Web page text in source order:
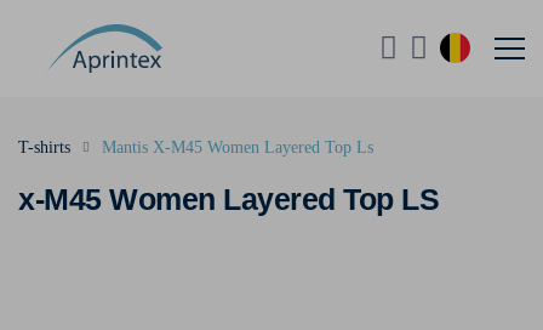
x-M45 Women Layered Top LS
T-shirts Mantis X-M45 Women Layered Top Ls